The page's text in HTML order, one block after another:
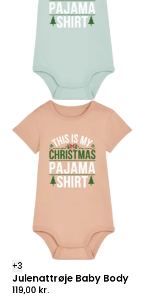
+3
Julenattrøje Baby Body
119,00 kr.